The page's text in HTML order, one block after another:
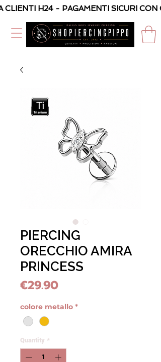
H24 - PAGAMENTI SICURI
PIERCING
ORECCHIO AMIRA
PRINCESS
€29.90Price
colore metallo *
Quantity *